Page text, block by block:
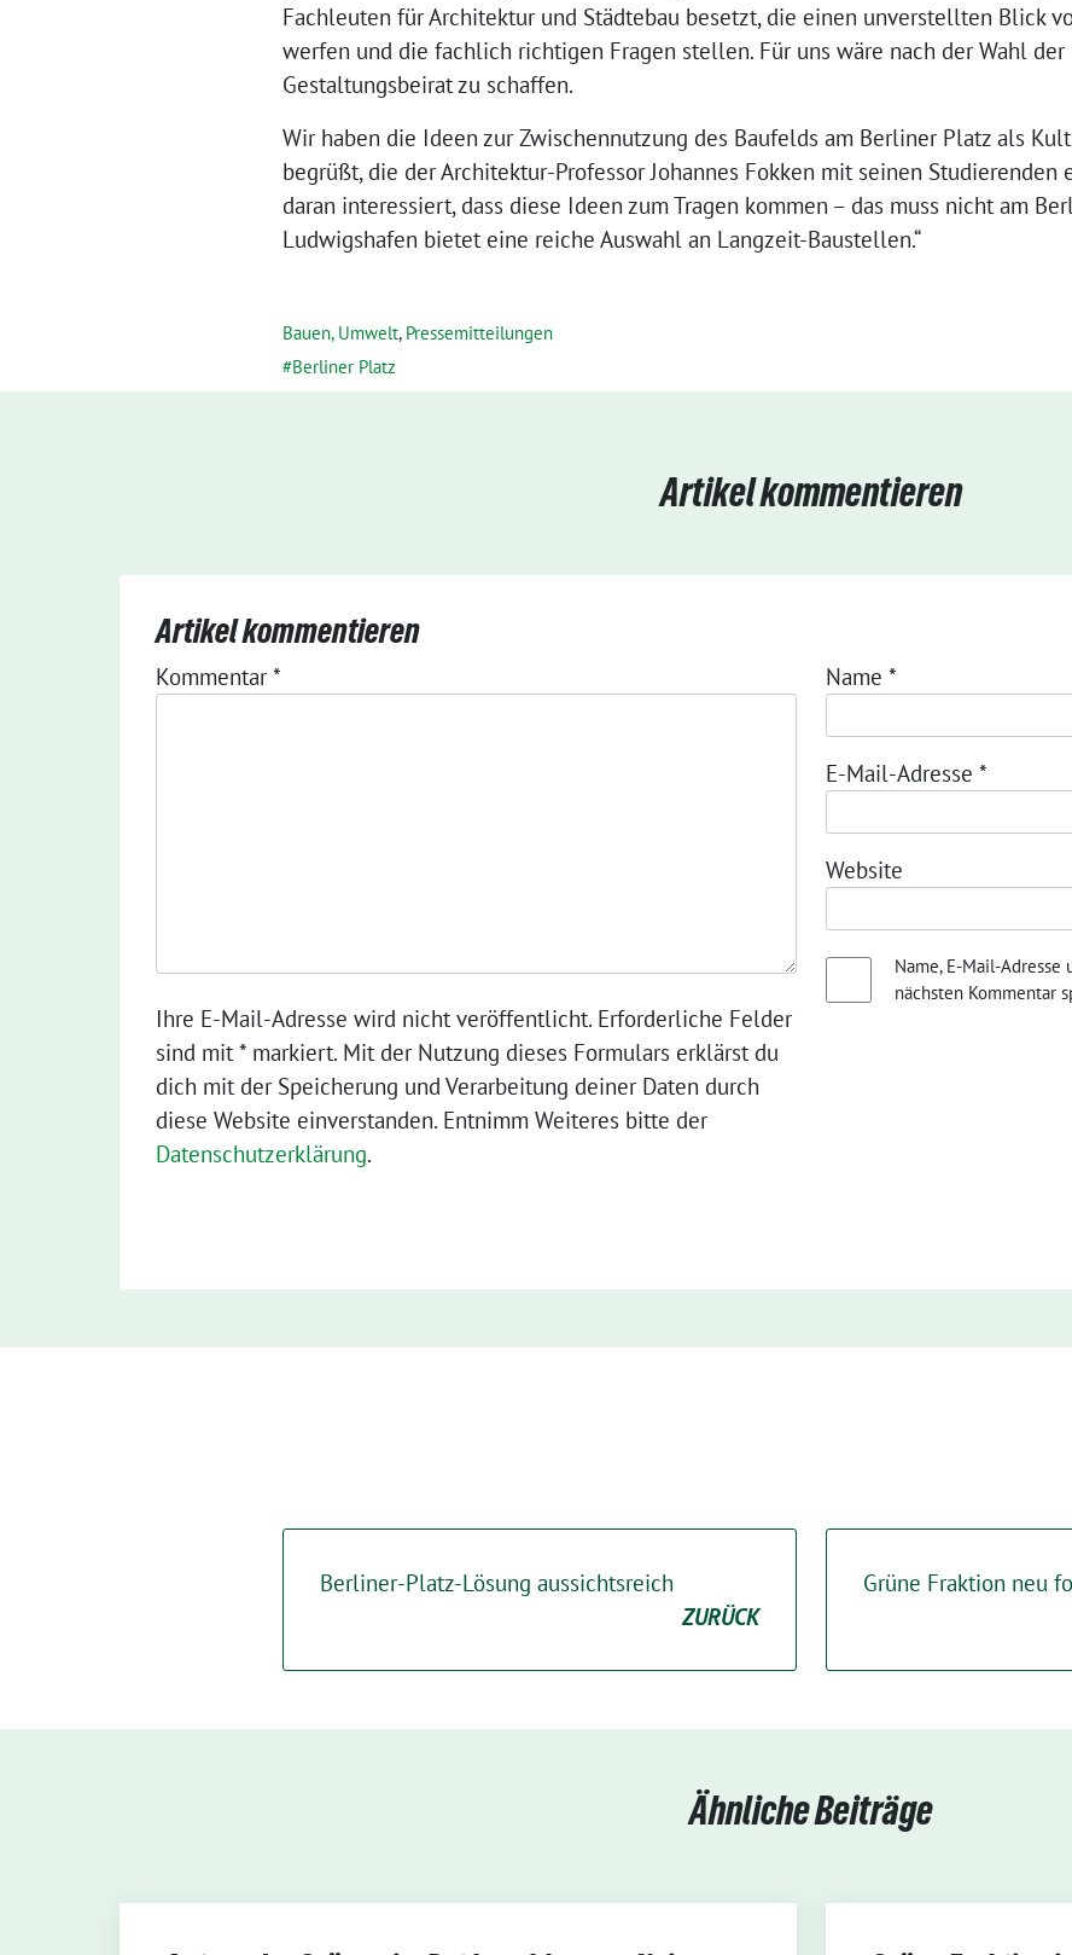
Fachleuten für Architektur und Städtebau besetzt, die einen unverstellten Blick
werfen und die fachlich richtigen Fragen stellen. Für uns wäre nach der Wahl
Gestaltungsbeirat zu schaffen.
Wir haben die Ideen zur Zwischennutzung des Baufelds am Berliner Platz als
begrüßt, die der Architektur-Professor Johannes Fokken mit seinen
daran interessiert, dass diese Ideen zum Tragen kommen – das muss nicht am
Ludwigshafen bietet eine reiche Auswahl an Langzeit-Baustellen.“
Bauen, Umwelt, Pressemitteilungen
Berliner Platz
Artikel kommentieren
Artikel kommentieren
Kommentar*
Ihre E-Mail-Adresse wird nicht veröffentlicht. Erforderliche Felder
sind mit * markiert. Mit der Nutzung dieses Formulars erklärst du
dich mit der Speicherung und Verarbeitung deiner Daten durch
diese Website einverstanden. Entnimm Weiteres bitte der
Datenschutzerklärung.
Name *
E-Mail-Adresse *
Website
Name, E-Mail-
nächsten Kommentar
Berliner-Platz-Lösung aussichtsreich
ZURÜCK
Grüne Fraktion neu
Ähnliche Beiträge